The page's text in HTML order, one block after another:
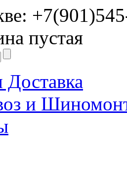
пустая
Доставка
и